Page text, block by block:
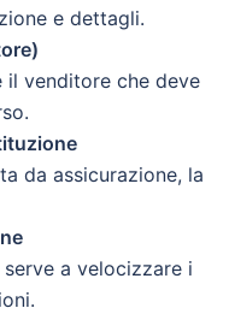
e dettagli.
il venditore che deve
da assicurazione, la
a velocizzare i